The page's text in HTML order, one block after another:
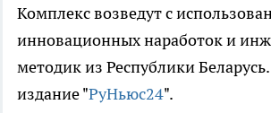
Комплекс возведут с
инновационных наработок и
методик из Республики
издание "РуНьюс24".